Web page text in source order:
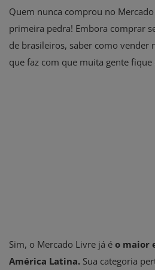
Quem nunca comprou no
primeira pedra! Embora comprar
de brasileiros, saber como vender
que faz com que muita gente fique
Sim, o Mercado Livre já é o maior
América Latina. Sua categoria